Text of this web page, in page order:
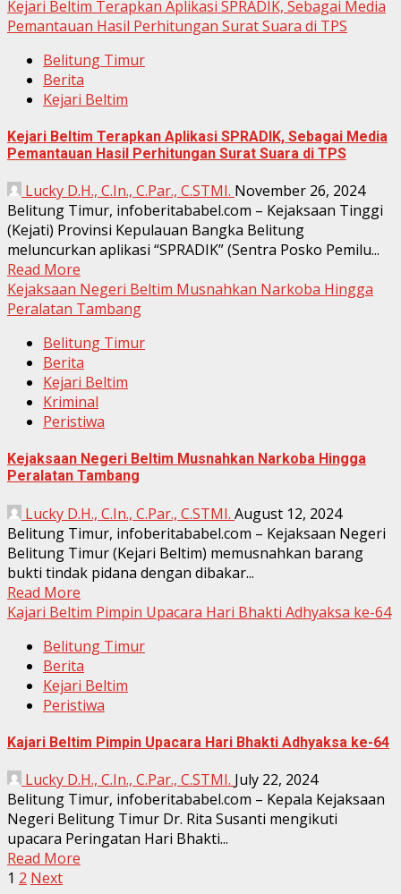
Kejari Beltim Terapkan Aplikasi SPRADIK, Sebagai Media
Pemantauan Hasil Perhitungan Surat Suara di TPS
Belitung Timur
Berita
Kejari Beltim
Kejari Beltim Terapkan Aplikasi SPRADIK, Sebagai Media
Pemantauan Hasil Perhitungan Surat Suara di TPS
Lucky D.H., C.In., C.Par., C.STMI. November 26, 2024
Belitung Timur, infoberitababel.com – Kejaksaan Tinggi
(Kejati) Provinsi Kepulauan Bangka Belitung
meluncurkan aplikasi “SPRADIK” (Sentra Posko Pemilu...
Read More
Kejaksaan Negeri Beltim Musnahkan Narkoba Hingga
Peralatan Tambang
Belitung Timur
Berita
Kejari Beltim
Kriminal
Peristiwa
Kejaksaan Negeri Beltim Musnahkan Narkoba Hingga
Peralatan Tambang
Lucky D.H., C.In., C.Par., C.STMI. August 12, 2024
Belitung Timur, infoberitababel.com – Kejaksaan Negeri
Belitung Timur (Kejari Beltim) memusnahkan barang
bukti tindak pidana dengan dibakar...
Read More
Kajari Beltim Pimpin Upacara Hari Bhakti Adhyaksa ke-64
Belitung Timur
Berita
Kejari Beltim
Peristiwa
Kajari Beltim Pimpin Upacara Hari Bhakti Adhyaksa ke-64
Lucky D.H., C.In., C.Par., C.STMI. July 22, 2024
Belitung Timur, infoberitababel.com – Kepala Kejaksaan
Negeri Belitung Timur Dr. Rita Susanti mengikuti
upacara Peringatan Hari Bhakti...
Read More
Posts
1 2 Next